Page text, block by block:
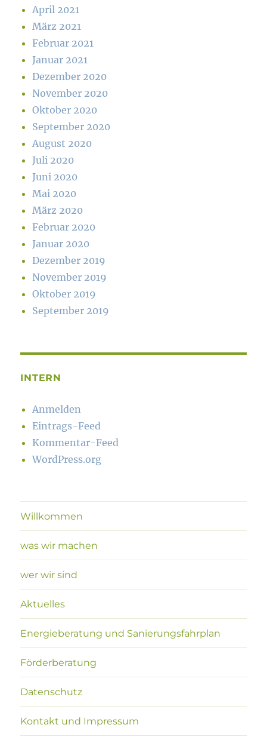
April 2021
März 2021
Februar 2021
Januar 2021
Dezember 2020
November 2020
Oktober 2020
September 2020
August 2020
Juli 2020
Juni 2020
Mai 2020
März 2020
Februar 2020
Januar 2020
Dezember 2019
November 2019
Oktober 2019
September 2019
INTERN
Anmelden
Eintrags-Feed
Kommentar-Feed
WordPress.org
Willkommen
was wir machen
wer wir sind
Aktuelles
Energieberatung und Sanierungsfahrplan
Förderberatung
Datenschutz
Kontakt und Impressum